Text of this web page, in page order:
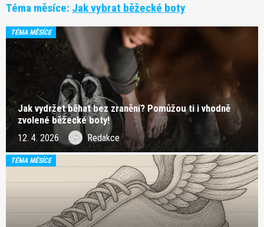
Téma měsíce: Jak vybrat běžecké boty
TÉMA MĚSÍCE
Jak vydržet běhat bez zranění? Pomůžou ti i vhodně
zvolené běžecké boty!
12. 4. 2026 Redakce
TÉMA MĚSÍCE